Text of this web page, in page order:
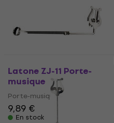
Latone ZJ-11 Porte-
musique
Porte-musique
9,89 €
En stock